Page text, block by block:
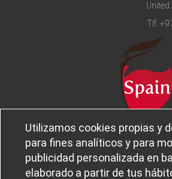
United
Tlf.
Utilizamos cookies propias y
para fines analíticos y para
publicidad personalizada en
elaborado a partir de tus
Sobre
Ferba
Aviso legal
Política de privacidad
Política de cookies
Canal Ético